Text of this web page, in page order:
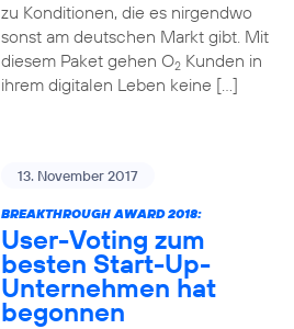
zu Konditionen, die es nirgendwo
sonst am deutschen Markt gibt. Mit
diesem Paket gehen O2Kunden in
ihrem digitalen Leben keine […]
13. November 2017
BREAKTHROUGH AWARD 2018:
User-Voting zum
besten Start-Up-
Unternehmen hat
begonnen